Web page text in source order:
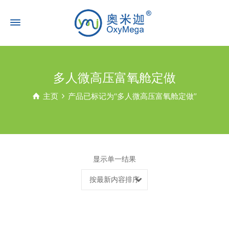
多人微高压富氧舱定做
主页 产品已标记为“多人微高压富氧舱定做”
显示单一结果
按最新内容排序